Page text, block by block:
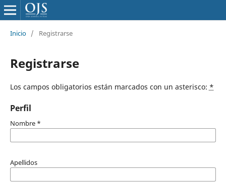
Inicio / Registrarse
Registrarse
Los campos obligatorios están marcados con un asterisco: *
Perfil
Nombre *
Apellidos